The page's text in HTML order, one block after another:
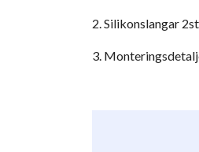
2. Silikonslangar 2st
3.